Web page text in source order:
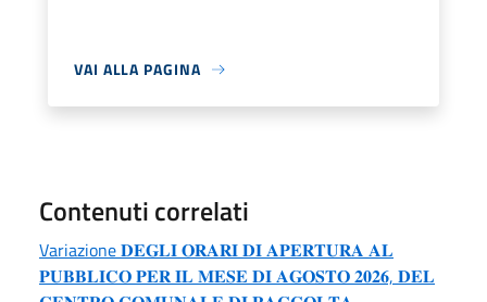
VAI ALLA PAGINA
Contenuti correlati
Variazione 𝐃𝐄𝐆𝐋𝐈 𝐎𝐑𝐀𝐑𝐈 𝐃𝐈 𝐀𝐏𝐄𝐑𝐓𝐔𝐑𝐀 𝐀𝐋
𝐏𝐔𝐁𝐁𝐋𝐈𝐂𝐎 𝐏𝐄𝐑 𝐈𝐋 𝐌𝐄𝐒𝐄 𝐃𝐈 𝐀𝐆𝐎𝐒𝐓𝐎 𝟐𝟎𝟐𝟔, 𝐃𝐄𝐋